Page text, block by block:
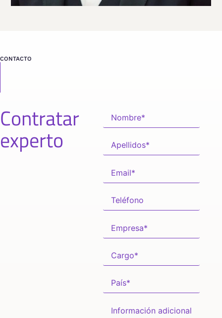
CONTACTO
Contratar
experto